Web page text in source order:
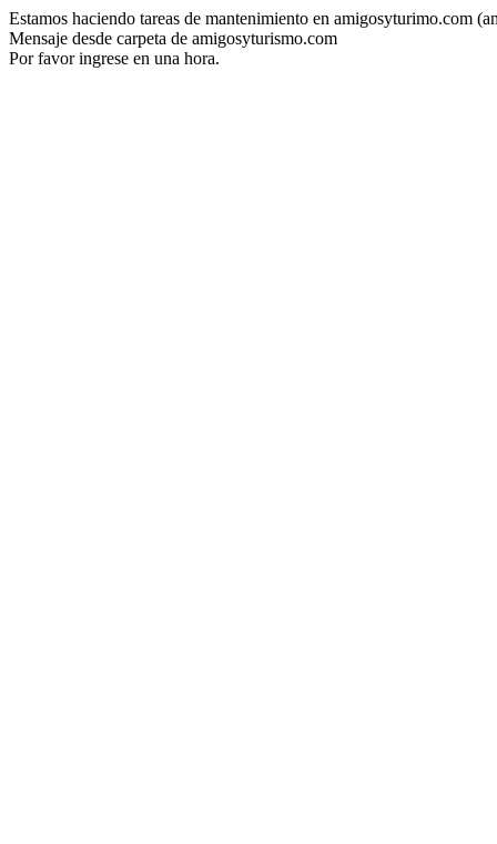
Estamos haciendo tareas de mantenimiento en amigosyturimo.com
Mensaje desde carpeta de amigosyturismo.com
Por favor ingrese en una hora.